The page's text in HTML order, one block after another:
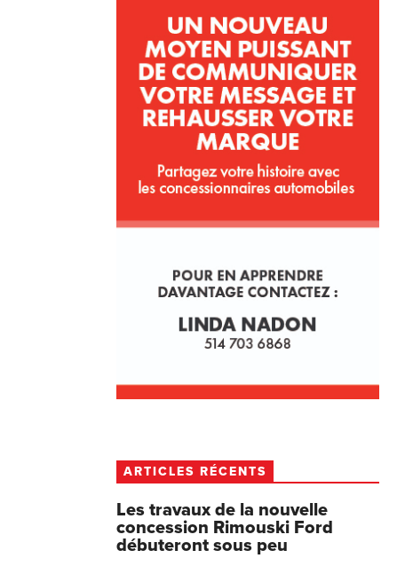
ARTICLES RÉCENTS
Les travaux de la nouvelle
concession Rimouski Ford
débuteront sous peu